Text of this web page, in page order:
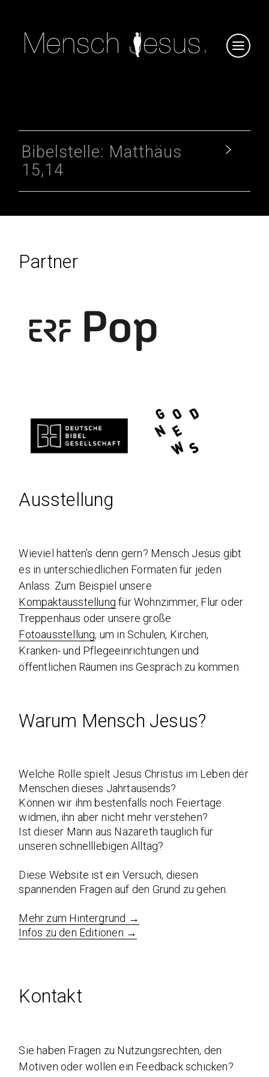
Bibelstelle: Matthäus
15,14
Partner
Ausstellung
Wieviel hätten’s denn gern? Mensch Jesus gibt
es in unterschiedlichen Formaten für jeden
Anlass. Zum Beispiel unsere
Kompaktausstellung für Wohnzimmer, Flur oder
Treppenhaus oder unsere große
Fotoausstellung, um in Schulen, Kirchen,
Kranken- und Pflegeeinrichtungen und
öffentlichen Räumen ins Gespräch zu kommen.
Warum Mensch Jesus?
Welche Rolle spielt Jesus Christus im Leben der
Menschen dieses Jahrtausends?
Können wir ihm bestenfalls noch Feiertage
widmen, ihn aber nicht mehr verstehen?
Ist dieser Mann aus Nazareth tauglich für
unseren schnelllebigen Alltag?
Diese Website ist ein Versuch, diesen
spannenden Fragen auf den Grund zu gehen.
Mehr zum Hintergrund →
Infos zu den Editionen →
Kontakt
Sie haben Fragen zu Nutzungsrechten, den
Motiven oder wollen ein Feedback schicken?